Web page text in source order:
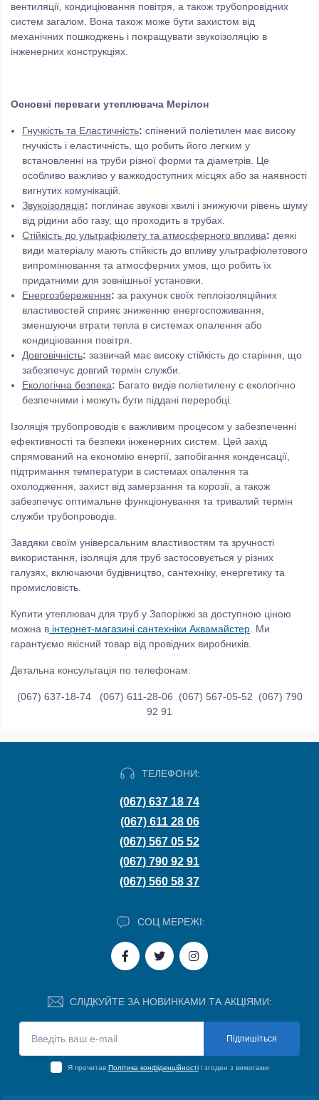
вентиляції, кондиціювання повітря, а також трубопровідних
систем загалом. Вона також може бути захистом від
механічних пошкоджень і покращувати звукоізоляцію в
інженерних конструкціях.
Основні переваги утеплювача Мерілон
Гнучкість та Еластичність: спінений поліетилен має високу
гнучкість і еластичність, що робить його легким у
встановленні на труби різної форми та діаметрів. Це
особливо важливо у важкодоступних місцях або за наявності
вигнутих комунікацій.
Звукоізоляція: поглинає звукові хвилі і знижуючи рівень шуму
від рідини або газу, що проходить в трубах.
Стійкість до ультрафіолету та атмосферного вплива: деякі
види матеріалу мають стійкість до впливу ультрафіолетового
випромінювання та атмосферних умов, що робить їх
придатними для зовнішньої установки.
Енергозбереження: за рахунок своїх теплоізоляційних
властивостей сприяє зниженню енергоспоживання,
зменшуючи втрати тепла в системах опалення або
кондиціювання повітря.
Довговічність: зазвичай має високу стійкість до старіння, що
забезпечує довгий термін служби.
Екологічна безпека: Багато видів поліетилену є екологічно
безпечними і можуть бути піддані переробці.
Ізоляція трубопроводів є важливим процесом у забезпеченні
ефективності та безпеки інженерних систем. Цей захід
спрямований на економію енергії, запобігання конденсації,
підтримання температури в системах опалення та
охолодження, захист від замерзання та корозії, а також
забезпечує оптимальне функціонування та тривалий термін
служби трубопроводів.
Завдяки своїм універсальним властивостям та зручності
використання, ізоляція для труб застосовується у різних
галузях, включаючи будівництво, сантехніку, енергетику та
промисловість.
Купити утеплювач для труб у Запоріжжі за доступною ціною
можна в інтернет-магазині сантехніки Аквамайстер . Ми
гарантуємо якісний товар від провідних виробників.
Детальна консультація по телефонам:
(067) 637-18-74 (067) 611-28-06 (067) 567-05-52 (067) 790
92 91
ТЕЛЕФОНИ:
(067) 637 18 74
(067) 611 28 06
(067) 567 05 52
(067) 790 92 91
(067) 560 58 37
СОЦ МЕРЕЖІ:
СЛІДКУЙТЕ ЗА НОВИНКАМИ ТА АКЦІЯМИ:
Підпишіться
Я прочитав Політика конфіденційностіі згоден з вимогами